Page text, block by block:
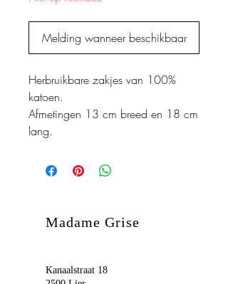
Melding wanneer beschikbaar
Herbruikbare zakjes van 100%
katoen.
Afmetingen 13 cm breed en 18 cm
lang.
Madame Grise
Kanaalstraat 18